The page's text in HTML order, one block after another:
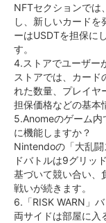
NFTセクションでは
し、新しいカード
ーはUSDTを担保に
す。
4.ストアでユーザー
ストアでは、カード
れた数量、プレイヤ
担保価格などの基本
5.Anomeのゲーム内
に機能しますか？
Nintendoの「大乱
ドバトルは9グリッ
基づいて競い合い、
戦いが続きます。
6.「RISK WARN」
両サイドは部屋に入